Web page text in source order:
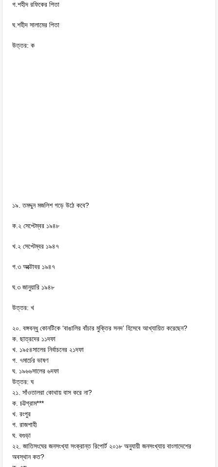
গ.শহীদ রফিকের পিতা
ঘ.শহীদ সালামের পিতা
উত্তর: ক
১৯. তমদ্দুন মজলিশ গড়ে উঠে কবে?
ক.২ সেপ্টেম্বর ১৯৪৮
খ.২ সেপ্টেম্বর ১৯৪৭
গ.৩ অক্টোবর ১৯৪৭
ঘ.৩ জানুয়ারি ১৯৪৮
উত্তর: খ
২০. বঙ্গবন্ধু কোনটিকে ‘বাঙালির বাঁচার মুক্তির সনদ’ হিসেবে আখ্যায়িত করেছেন?
ক. ছাত্রদের ১১দফা
খ. ১৯৫৪সালের নির্বাচনের ২১দফা
গ. ৭মার্চের ভাষণ
ঘ. ১৯৬৬সালের ৬দফা
উত্তর: ঘ
২১. সাঁওতালরা কোথায় বাস করে না?
ক. চট্টগ্রাম***
খ. রংপুর
গ. রাজশাহী
ঘ. বগুড়া
২২. জাতিসংঘের জনসংখ্যা সংক্রান্ত রিপোর্ট ২০১৮ অনুযায়ী জনসংখ্যায় বাংলাদেশের
অবস্থান কত?